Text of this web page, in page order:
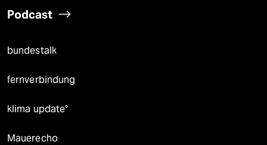
Podcast
bundestalk
fernverbindung
klima update°
Mauerecho